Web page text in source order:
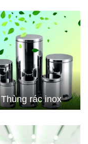
Thùng rác inox